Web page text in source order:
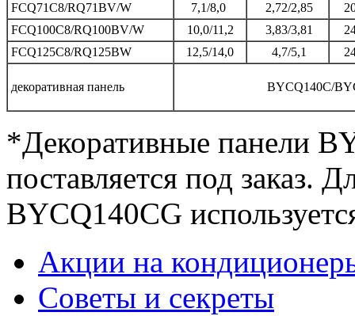
FCQ71C8/RQ71BV/W
7,1/8,0 2,72/2,85
FCQ100C8/RQ100BV/W
10,0/11,2 3,83/3,81
FCQ125C8/RQ125BW
12,5/14,0 4,7/5,1
декоративная панель BYCQ140C/
*Декоративные панели
поставляется под заказ.
BYCQ140CG
Акции на
Советы и секреты